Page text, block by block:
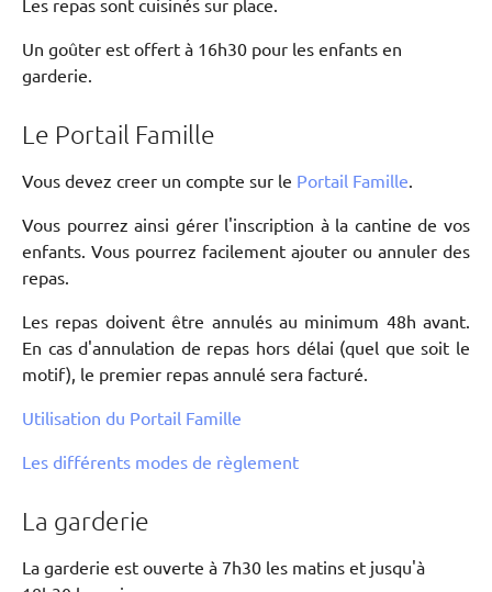
Les repas sont cuisinés sur place.
Un goûter est offert à 16h30 pour les enfants en
garderie.
Le Portail Famille
Vous devez creer un compte sur le Portail Famille.
Vous pourrez ainsi gérer l'inscription à la cantine de vos
enfants. Vous pourrez facilement ajouter ou annuler des
repas.
Les repas doivent être annulés au minimum 48h avant.
En cas d'annulation de repas hors délai (quel que soit le
motif), le premier repas annulé sera facturé.
Utilisation du Portail Famille
Les différents modes de règlement
La garderie
La garderie est ouverte à 7h30 les matins et jusqu'à